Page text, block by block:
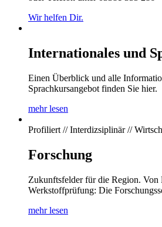
Wir helfen Dir.
Internationales und
Einen Überblick und alle
Sprachkursangebot finden Sie hier.
mehr lesen
Profiliert // Interdizsiplinär //
Forschung
Zukunftsfelder für die Region.
Werkstoffprüfung: Die
mehr lesen